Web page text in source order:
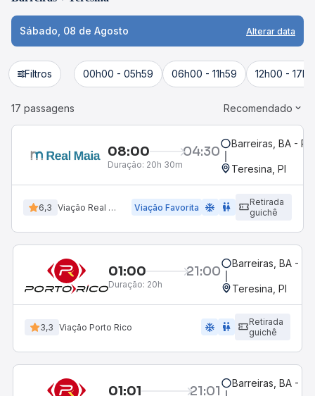
Sábado, 08 de Agosto Alterar data
Filtros 00h00 - 05h59 06h00 - 11h59 12h00 -
17 passagens Recomendado
08:00 04:30
Duração: 20h 30m
Barreiras, BA -
Teresina, PI
6,3 Viação Real Maia Viação Favorita ac_unit wc
Retirada
guichê
01:00 21:00
Duração: 20h
Barreiras, BA -
Teresina, PI
3,3 Viação Porto Rico ac_unit wc
Retirada
guichê
01:01 21:01 Barreiras, BA -